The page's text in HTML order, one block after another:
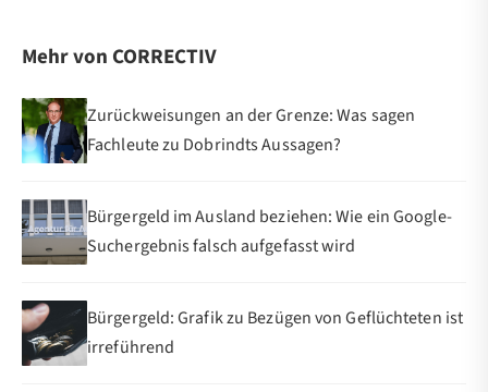
Mehr von CORRECTIV
Zurückweisungen an der Grenze: Was sagen
Fachleute zu Dobrindts Aussagen?
Bürgergeld im Ausland beziehen: Wie ein Google-
Suchergebnis falsch aufgefasst wird
Bürgergeld: Grafik zu Bezügen von Geflüchteten ist
irreführend